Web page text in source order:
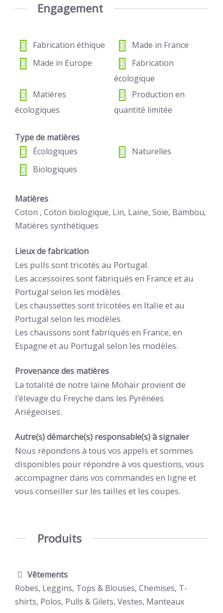
Engagement
Fabrication éthique
Made in France
Made in Europe
Fabrication
écologique
Matières
écologiques
Production en
quantité limitée
Type de matières
Écologiques
Naturelles
Biologiques
Matières
Coton , Coton biologique, Lin, Laine, Soie, Bambou,
Matières synthétiques
Lieux de fabrication
Les pulls sont tricotés au Portugal.
Les accessoires sont fabriqués en France et au
Portugal selon les modèles.
Les chaussettes sont tricotées en Italie et au
Portugal selon les modèles.
Les chaussons sont fabriqués en France, en
Espagne et au Portugal selon les modèles.
Provenance des matières
La totalité de notre laine Mohair provient de
l’élevage du Freyche dans les Pyrénées
Ariégeoises.
Autre(s) démarche(s) responsable(s) à signaler
Nous répondons à tous vos appels et sommes
disponibles pour répondre à vos questions, vous
accompagner dans vos commandes en ligne et
vous conseiller sur les tailles et les coupes.
Produits
Vêtements
Robes, Leggins, Tops & Blouses, Chemises, T-
shirts, Polos, Pulls & Gilets, Vestes, Manteaux